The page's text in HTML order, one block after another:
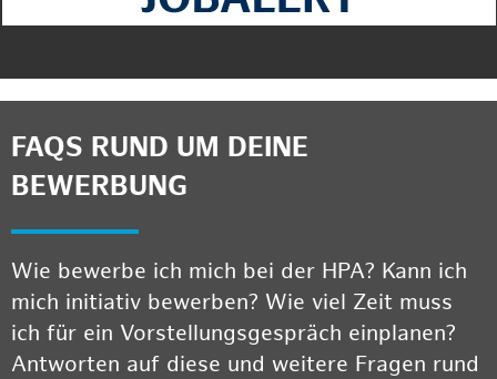
FAQS RUND UM DEINE
BEWERBUNG
Wie bewerbe ich mich bei der HPA? Kann ich
mich initiativ bewerben? Wie viel Zeit muss
ich für ein Vorstellungsgespräch einplanen?
Antworten auf diese und weitere Fragen rund